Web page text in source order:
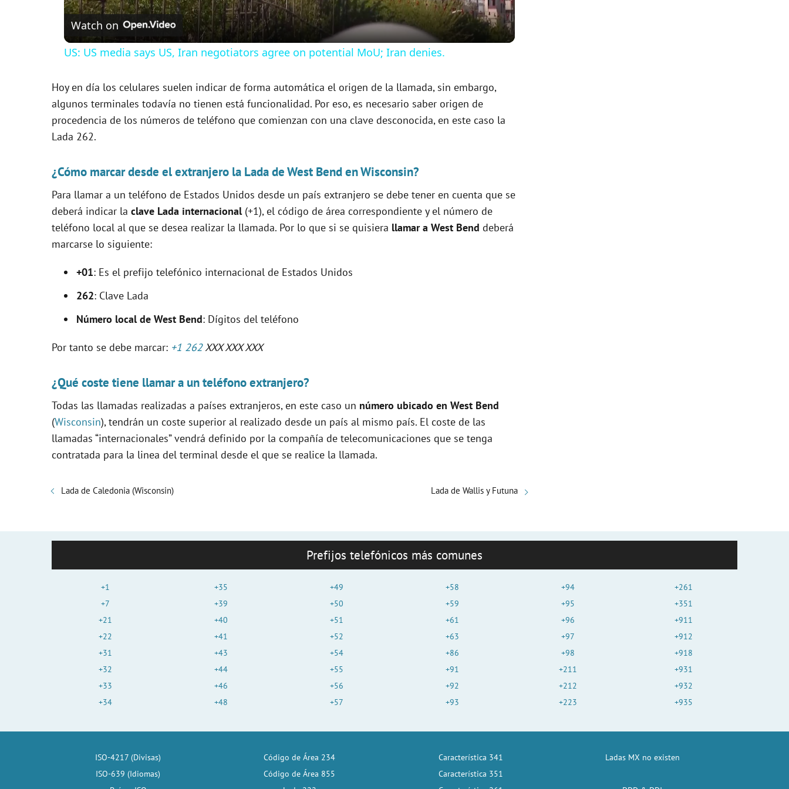
y
i
e
o
Watch on
US: US media says US, Iran negotiators agree on potential MoU; Iran denies.
Hoy en día los celulares suelen indicar de forma automática el origen de la llamada, sin embargo,
algunos terminales todavía no tienen está funcionalidad. Por eso, es necesario saber origen de
procedencia de los números de teléfono que comienzan con una clave desconocida, en este caso la
Lada 262.
¿Cómo marcar desde el extranjero la Lada de West Bend en Wisconsin?
Para llamar a un teléfono de Estados Unidos desde un país extranjero se debe tener en cuenta que se
deberá indicar la clave Lada internacional (+1), el código de área correspondiente y el número de
teléfono local al que se desea realizar la llamada. Por lo que si se quisiera llamar a West Bend deberá
marcarse lo siguiente:
+01: Es el prefijo telefónico internacional de Estados Unidos
262: Clave Lada
Número local de West Bend: Dígitos del teléfono
Por tanto se debe marcar: +1 262XXX XXX XXX
¿Qué coste tiene llamar a un teléfono extranjero?
Todas las llamadas realizadas a países extranjeros, en este caso un número ubicado en West Bend
(Wisconsin), tendrán un coste superior al realizado desde un país al mismo país. El coste de las
llamadas “internacionales” vendrá definido por la compañía de telecomunicaciones que se tenga
contratada para la linea del terminal desde el que se realice la llamada.
Lada de Caledonia (Wisconsin) Lada de Wallis y Futuna
Prefijos telefónicos más comunes
+1
+7
+21
+22
+31
+32
+33
+34
+35
+39
+40
+41
+43
+44
+46
+48
+49
+50
+51
+52
+54
+55
+56
+57
+58
+59
+61
+63
+86
+91
+92
+93
+94
+95
+96
+97
+98
+211
+212
+223
+261
+351
+911
+912
+918
+931
+932
+935
ISO-4217 (Divisas)
ISO-639 (Idiomas)
Código de Área 234
Código de Área 855
Característica 341
Característica 351
Ladas MX no existen